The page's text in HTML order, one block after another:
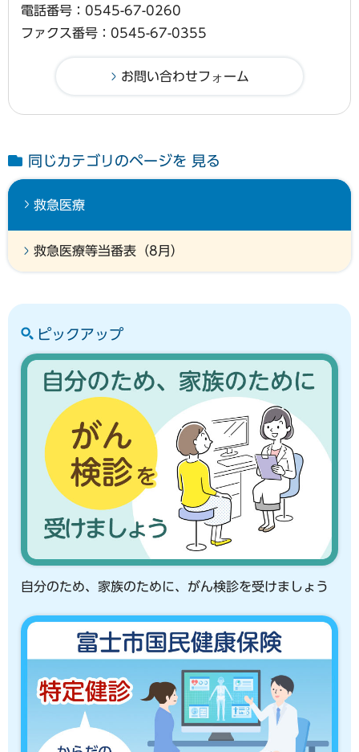
電話番号：0545-67-0260
ファクス番号：0545-67-0355
同じカテゴリのページを 見る
救急医療
救急医療等当番表（8月）
ピックアップ
自分のため、家族のために、がん検診を受けましょう